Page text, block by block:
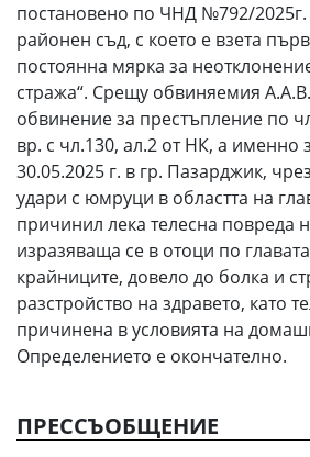
постановено по ЧНД №792/
районен съд, с което е взета
постоянна мярка за
стража“. Срещу обвиняемия
обвинение за престъпление по
вр. с чл.130, ал.2 от НК, а именно
30.05.2025 г. в гр. Пазарджик,
удари с юмруци в областта на
причинил лека телесна повреда
изразяваща се в отоци по
крайниците, довело до болка и
разстройство на здравето, като
причинена в условията на
Определението е окончателно.
ПРЕССЪОБЩЕНИЕ